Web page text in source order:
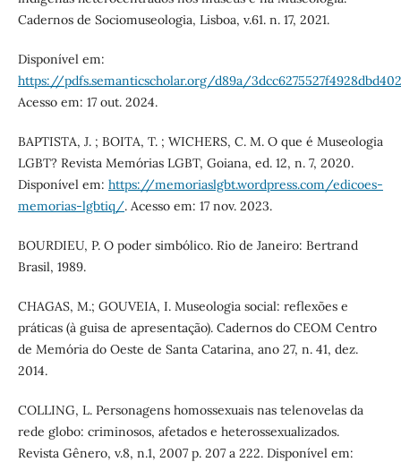
Cadernos de Sociomuseologia, Lisboa, v.61. n. 17, 2021.
Disponível em:
https://pdfs.semanticscholar.org/d89a/
Acesso em: 17 out. 2024.
BAPTISTA, J. ; BOITA, T. ; WICHERS, C. M. O que é Museologia
LGBT? Revista Memórias LGBT, Goiana, ed. 12, n. 7, 2020.
Disponível em: https://memoriaslgbt.wordpress.com/edicoes-
memorias-lgbtiq/. Acesso em: 17 nov. 2023.
BOURDIEU, P. O poder simbólico. Rio de Janeiro: Bertrand
Brasil, 1989.
CHAGAS, M.; GOUVEIA, I. Museologia social: reflexões e
práticas (à guisa de apresentação). Cadernos do CEOM Centro
de Memória do Oeste de Santa Catarina, ano 27, n. 41, dez.
2014.
COLLING, L. Personagens homossexuais nas telenovelas da
rede globo: criminosos, afetados e heterossexualizados.
Revista Gênero, v.8, n.1, 2007 p. 207 a 222. Disponível em: